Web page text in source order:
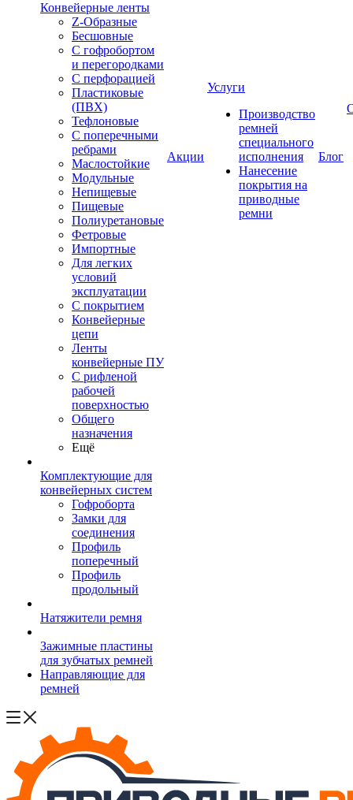
Конвейерные ленты
Z-Образные
Бесшовные
С гофробортом
и перегородками
С перфорацией
Пластиковые
(ПВХ)
Тефлоновые
С поперечными
ребрами
Маслостойкие
Модульные
Непищевые
Пищевые
Полиуретановые
Фетровые
Импортные
Для легких
условий
эксплуатации
С покрытием
Конвейерные
цепи
Ленты
конвейерные ПУ
С рифленой
рабочей
поверхностью
Общего
назначения
Ещё
Комплектующие для
конвейерных систем
Гофроборта
Замки для
соединения
Профиль
поперечный
Профиль
продольный
Натяжители ремня
Зажимные пластины
для зубчатых ремней
Направляющие для
ремней
Акции
Услуги
Производство
ремней
специального
исполнения
Нанесение
покрытия на
приводные
ремни
Блог